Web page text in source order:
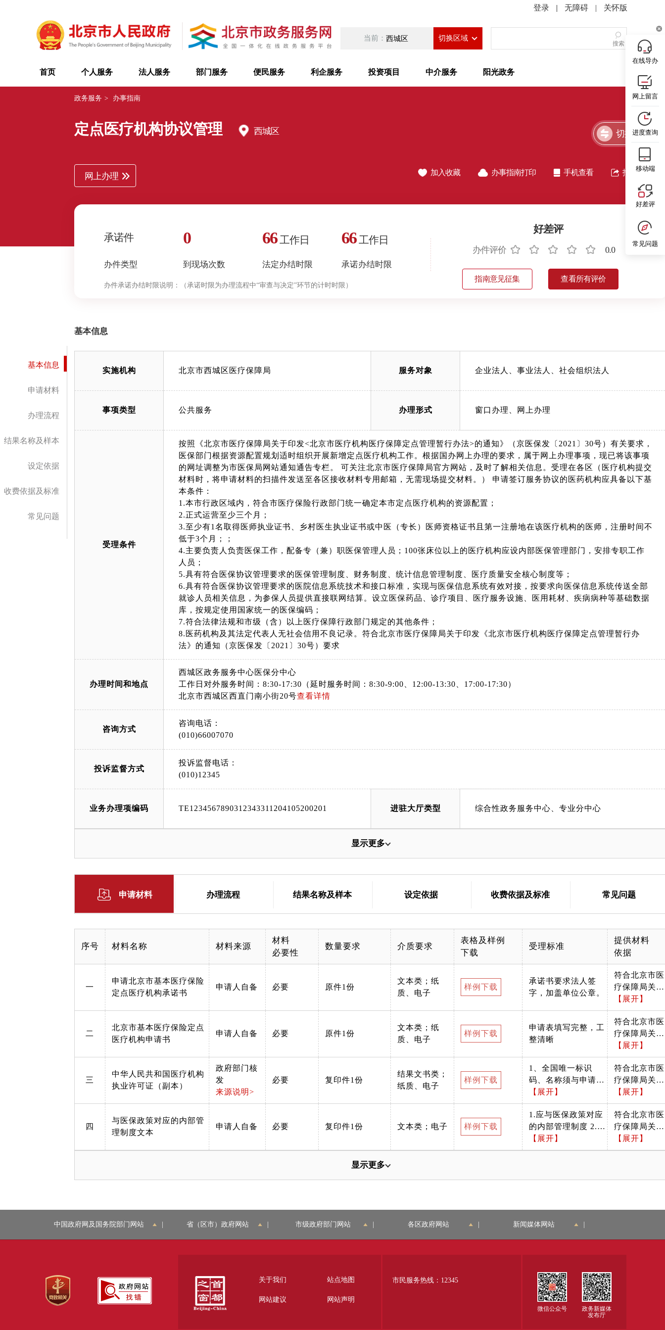
| 无障碍 | 关怀版
当前： 西城区 切换区域
搜索
首页 个人服务 法人服务 部门服务 便民服务 利企服务 投资项目 中介服务 阳光政务
政务服务 > 办事指南
定点医疗机构协议管理 西城区 切换简洁版
网上办理 加入收藏 办事指南打印 手机查看 指南分享
承诺件
办件类型
0
到现场次数
66工作日
法定办结时限
66工作日
承诺办结时限
好差评
办件评价 0.0
指南意见征集 查看所有评价
办件承诺办结时限说明： （承诺时限为办理流程中“审查与决定”环节的计时时限）
基本信息
申请材料
办理流程
结果名称及样本
设定依据
收费依据及标准
常见问题
基本信息
实施机构 北京市西城区医疗保障局 服务对象 企业法人、事业法人、社会组织法人
事项类型 公共服务 办理形式 窗口办理、网上办理
受理条件
按照《北京市医疗保障局关于印发<北京市医疗机构医疗保障定点管理暂行办法>的通知》（京医保发〔2021〕30号）有关要求，
医保部门根据资源配置规划适时组织开展新增定点医疗机构工作。根据国办网上办理的要求，属于网上办理事项，现已将该事项
的网址调整为市医保局网站通知通告专栏。 可关注北京市医疗保障局官方网站，及时了解相关信息。受理在各区（医疗机构提交
材料时，将申请材料的扫描件发送至各区接收材料专用邮箱，无需现场提交材料。） 申请签订服务协议的医药机构应具备以下基
本条件：
1.本市行政区域内，符合市医疗保险行政部门统一确定本市定点医疗机构的资源配置；
2.正式运营至少三个月；
3.至少有1名取得医师执业证书、乡村医生执业证书或中医（专长）医师资格证书且第一注册地在该医疗机构的医师，注册时间不
低于3个月；；
4.主要负责人负责医保工作，配备专（兼）职医保管理人员；100张床位以上的医疗机构应设内部医保管理部门，安排专职工作
人员；
5.具有符合医保协议管理要求的医保管理制度、财务制度、统计信息管理制度、医疗质量安全核心制度等；
6.具有符合医保协议管理要求的医院信息系统技术和接口标准，实现与医保信息系统有效对接，按要求向医保信息系统传送全部
就诊人员相关信息，为参保人员提供直接联网结算。设立医保药品、诊疗项目、医疗服务设施、医用耗材、疾病病种等基础数据
库，按规定使用国家统一的医保编码；
7.符合法律法规和市级（含）以上医疗保障行政部门规定的其他条件；
8.医药机构及其法定代表人无社会信用不良记录。符合北京市医疗保障局关于印发《北京市医疗机构医疗保障定点管理暂行办
法》的通知（京医保发〔2021〕30号）要求
办理时间和地点
西城区政务服务中心医保分中心
工作日对外服务时间：8:30-17:30（延时服务时间：8:30-9:00、12:00-13:30、17:00-17:30）
北京市西城区西直门南小街20号查看详情
咨询方式
咨询电话：
(010)66007070
投诉监督方式
投诉监督电话：
(010)12345
业务办理项编码 TE1234567890312343311204105200201 进驻大厅类型 综合性政务服务中心、专业分中心
显示更多
申请材料 办理流程 结果名称及样本 设定依据 收费依据及标准 常见问题
序号 材料名称 材料来源
材料
必要性
数量要求 介质要求
表格及样例
下载
受理标准
提供材料
依据
一
申请北京市基本医疗保险
定点医疗机构承诺书
申请人自备 必要 原件1份
文本类；纸
质、电子
样例下载
承诺书要求法人签
字，加盖单位公章。
符合北京市医
疗保障局关于
印发《北京市
医疗机构医疗
保障定点管理
暂行办法》的
通知（京医保
发〔2021〕
号）要求
【展开】
二
北京市基本医疗保险定点
医疗机构申请书
申请人自备 必要 原件1份
文本类；纸
质、电子
样例下载
申请表填写完整，工
整清晰
符合北京市医
疗保障局关于
印发《北京市
医疗机构医疗
保障定点管理
暂行办法》的
通知（京医保
发〔2021〕
号）要求
【展开】
三
中华人民共和国医疗机构
执业许可证（副本）
政府部门核
发
来源说明>
必要 复印件1份
结果文书类；
纸质、电子
样例下载
1、全国唯一标识
码、名称须与申请单
位信息一致 2、证件
需在有效期范围内
3、由卫生健康行政
部门发放
【展开】
符合北京市医
疗保障局关于
印发《北京市
医疗机构医疗
保障定点管理
暂行办法》的
通知（京医保
发〔2021〕
【展开】
四
与医保政策对应的内部管
理制度文本
申请人自备 必要 复印件1份 文本类；电子 样例下载
1.应与医保政策对应
的内部管理制度 2.复
印件应清晰完整，并
应在复印件上加盖公
【展开】
符合北京市医
疗保障局关于
印发《北京市
医疗机构医疗
号）要求
【展开】
显示更多
在线导办
网上留言
进度查询
移动端
好差评
常见问题
中国政府网及国务院部门网站 省（区市）政府网站 市级政府部门网站 各区政府网站 新闻媒体网站
关于我们 站点地图
网站建议 网站声明
市民服务热线：12345
微信公众号
政务新媒体
发布厅